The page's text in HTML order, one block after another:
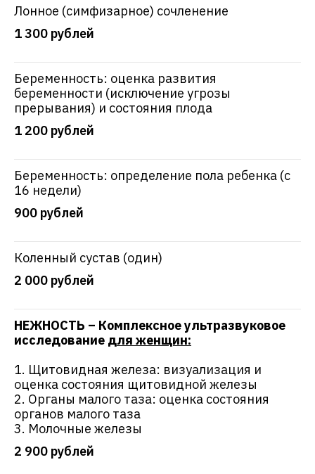
Лонное (симфизарное) сочленение
1 300 рублей
Беременность: оценка развития
беременности (исключение угрозы
прерывания) и состояния плода
1 200 рублей
Беременность: определение пола ребенка (с
16 недели)
900 рублей
Коленный сустав (один)
2 000 рублей
НЕЖНОСТЬ – Комплексное ультразвуковое
исследование для женщин:
1. Щитовидная железа: визуализация и
оценка состояния щитовидной железы
2. Органы малого таза: оценка состояния
органов малого таза
3. Молочные железы
2 900 рублей